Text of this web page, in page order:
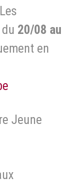
20/08 au
en
Jeune